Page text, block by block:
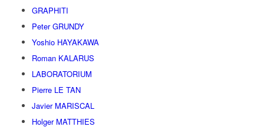
GRAPHITI
Peter GRUNDY
Yoshio HAYAKAWA
Roman KALARUS
LABORATORIUM
Pierre LE TAN
Javier MARISCAL
Holger MATTHIES